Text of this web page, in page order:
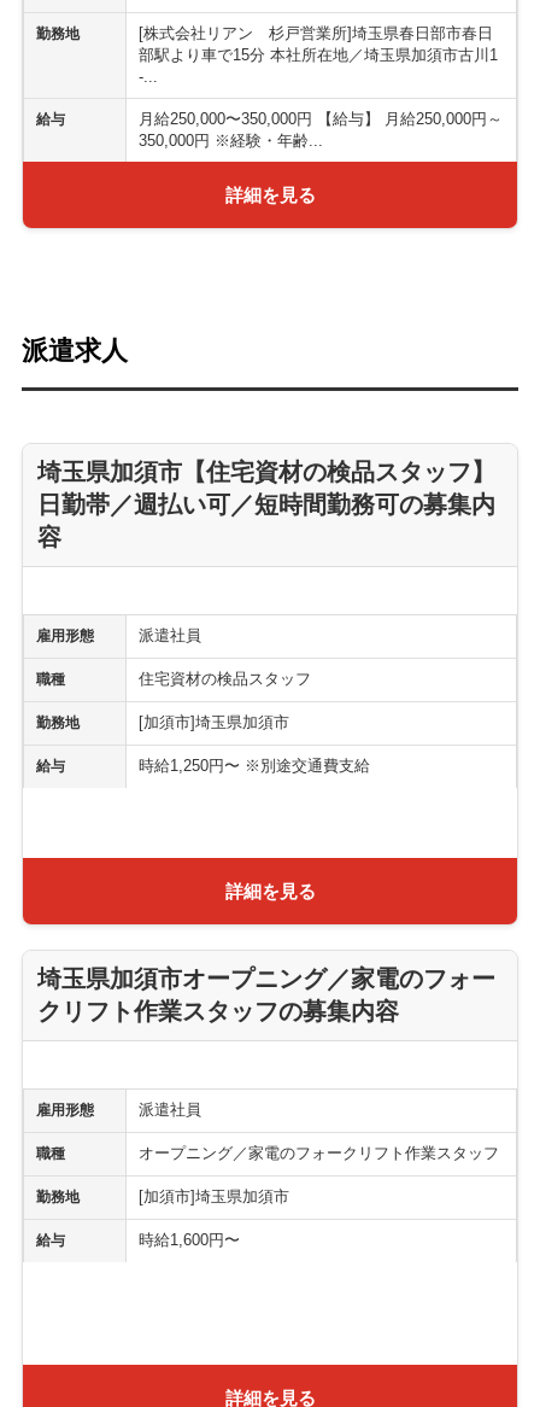
勤務地
[株式会社リアン 杉戸営業所]埼玉県春日部市春日
部駅より車で15分 本社所在地／埼玉県加須市古川1
-...
給与
月給250,000〜350,000円 【給与】 月給250,000円～
350,000円 ※経験・年齢...
詳細を見る
派遣求人
埼玉県加須市【住宅資材の検品スタッフ】
日勤帯／週払い可／短時間勤務可の募集内
容
雇用形態 派遣社員
職種 住宅資材の検品スタッフ
勤務地 [加須市]埼玉県加須市
給与 時給1,250円〜 ※別途交通費支給
詳細を見る
埼玉県加須市オープニング／家電のフォー
クリフト作業スタッフの募集内容
雇用形態 派遣社員
職種 オープニング／家電のフォークリフト作業スタッフ
勤務地 [加須市]埼玉県加須市
給与 時給1,600円〜
詳細を見る